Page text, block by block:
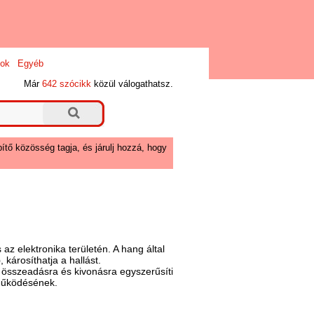
Egyéb
Már642 szócikk közül válogathatsz.
közösség tagja, és járulj hozzá, hogy
elektronika területén. A hang által
károsíthatja a hallást.
és kivonásra egyszerűsíti